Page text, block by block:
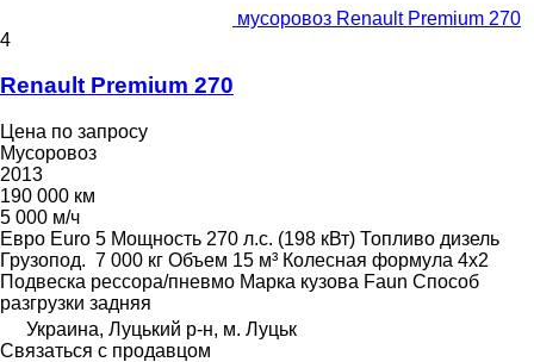
мусоровоз Renault Premium 270
4
Renault Premium 270
Цена по запросу
Мусоровоз
2013
190 000 км
5 000 м/ч
Евро Euro 5 Мощность 270 л.с. (198 кВт) Топливо дизель
Грузопод. 7 000 кг Объем 15 м³ Колесная формула 4x2
Подвеска рессора/пневмо Марка кузова Faun Способ
разгрузки задняя
Украина, Луцький р-н, м. Луцьк
Связаться с продавцом